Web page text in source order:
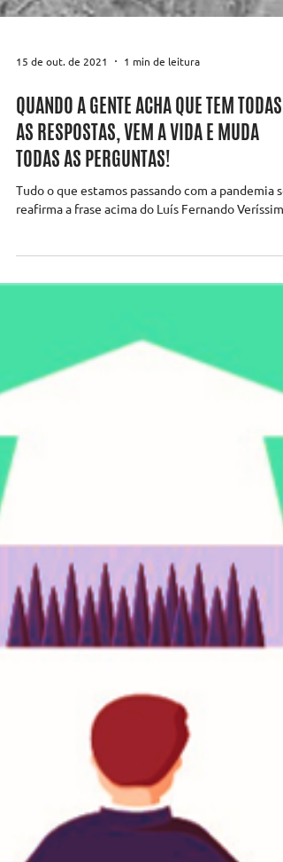
15 de out. de 2021 1 min de leitura
QUANDO A GENTE ACHA QUE TEM TODAS
AS RESPOSTAS, VEM A VIDA E MUDA
TODAS AS PERGUNTAS!